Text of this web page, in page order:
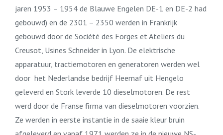
jaren 1953 – 1954 de Blauwe Engelen DE-1 en DE-2 had
gebouwd) en de 2301 – 2350 werden in Frankrijk
gebouwd door de Société des Forges et Ateliers du
Creusot, Usines Schneider in Lyon. De elektrische
apparatuur, tractiemotoren en generatoren werden wel
door het Nederlandse bedrijf Heemaf uit Hengelo
geleverd en Stork leverde 10 dieselmotoren. De rest
werd door de Franse firma van dieselmotoren voorzien.
Ze werden in eerste instantie in de saaie kleur bruin